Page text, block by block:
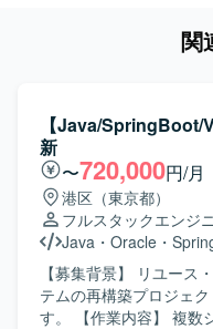
関
【Java/SpringBoot/
新
〜720,000円/月
港区（東京都）
フルスタックエンジ
Java ・ Oracle ・
【募集背景】 リユース
テムの再構築プロジェ
す。 【作業内容】 複数システムおよびデータの統合を行い